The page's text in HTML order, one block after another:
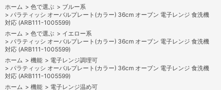
ホーム > 色で選ぶ > ブルー系
> パラティッシ オーバルプレート(カラー) 36cm オーブン 電子レンジ 食洗機
対応 (ARB111-1005599)
ホーム > 色で選ぶ > イエロー系
> パラティッシ オーバルプレート(カラー) 36cm オーブン 電子レンジ 食洗機
対応 (ARB111-1005599)
ホーム > 機能 > 電子レンジ調理可
> パラティッシ オーバルプレート(カラー) 36cm オーブン 電子レンジ 食洗機
対応 (ARB111-1005599)
ホーム > 機能 > 電子レンジ温め可